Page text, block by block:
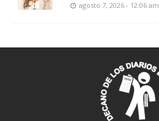
agosto 7, 2026 - 12:06 am